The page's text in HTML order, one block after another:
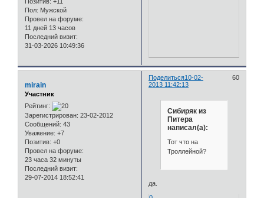
Пол: Мужской
Провел на форуме:
11 дней 13 часов
Последний визит:
31-03-2026 10:49:36
Поделиться 60
10-02-
2013 11:42:13
mirain
Участник
Рейтинг:
Зарегистрирован: 23-02-2012
Сообщений: 43
Уважение: +7
Позитив: +0
Провел на форуме:
23 часа 32 минуты
Последний визит:
29-07-2014 18:52:41
Сибиряк из
Питера
написал(а):
Тот что на
Троллейной?
да.